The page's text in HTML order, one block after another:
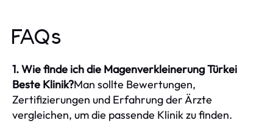
FAQs
1. Wie finde ich die Magenverkleinerung Türkei
Beste Klinik?Man sollte Bewertungen,
Zertifizierungen und Erfahrung der Ärzte
vergleichen, um die passende Klinik zu finden.